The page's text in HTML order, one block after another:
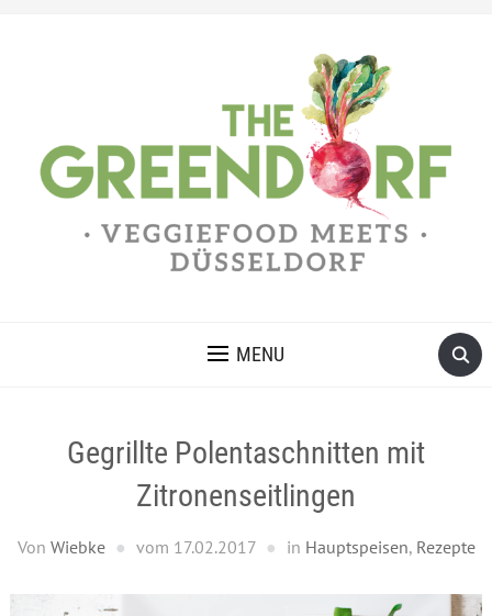
MENU
Gegrillte Polentaschnitten mit
Zitronenseitlingen
Von Wiebke vom 17.02.2017 in Hauptspeisen, Rezepte